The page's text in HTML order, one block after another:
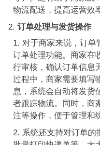
物流配送，提高运营效
订单处理与发货操作
对于商家来说，订单
订单处理功能。商家在
行审核，确认订单信息
过程中，商家需要填写
息，系统会自动将发货
者跟踪物流。同时，商
注等操作，便于管理和
系统还支持对订单的